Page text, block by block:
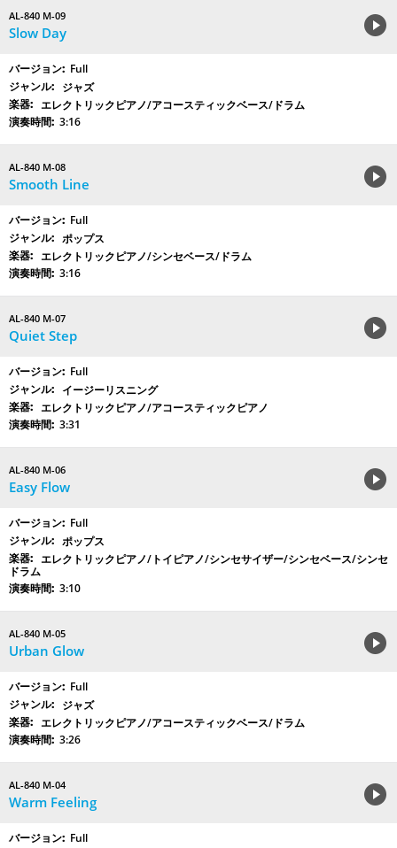
AL-840 M-09
Slow Day
Full
ジャズ
エレクトリックピアノ/アコースティックベース/ドラム
3:16
AL-840 M-08
Smooth Line
Full
ポップス
エレクトリックピアノ/シンセベース/ドラム
3:16
AL-840 M-07
Quiet Step
Full
イージーリスニング
エレクトリックピアノ/アコースティックピアノ
3:31
AL-840 M-06
Easy Flow
Full
ポップス
エレクトリックピアノ/トイピアノ/シンセサイザー/シンセベース/シンセ
ドラム
3:10
AL-840 M-05
Urban Glow
Full
ジャズ
エレクトリックピアノ/アコースティックベース/ドラム
3:26
AL-840 M-04
Warm Feeling
Full